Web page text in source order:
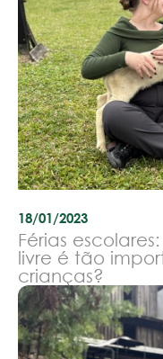
18/01/2023
Férias
livre é tão
crianças?